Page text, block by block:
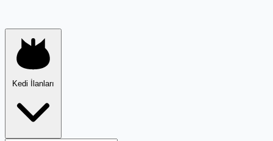
Kedi İlanları